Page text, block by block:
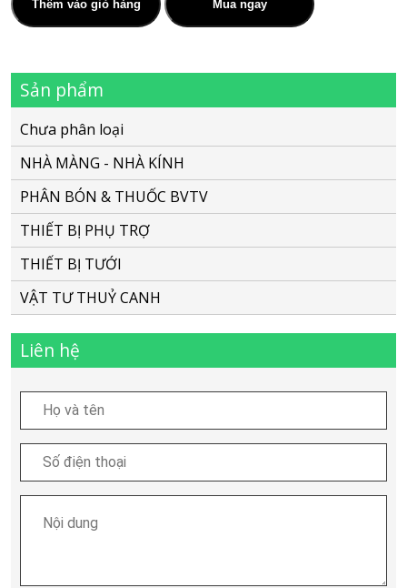
nhà
Politiv
khổ
4.7x100
mét
(Israel)
số
lượng
Thêm vào giỏ hàng Mua ngay
Sản phẩm
Chưa phân loại
NHÀ MÀNG - NHÀ KÍNH
PHÂN BÓN & THUỐC BVTV
THIẾT BỊ PHỤ TRỢ
THIẾT BỊ TƯỚI
VẬT TƯ THUỶ CANH
Liên hệ